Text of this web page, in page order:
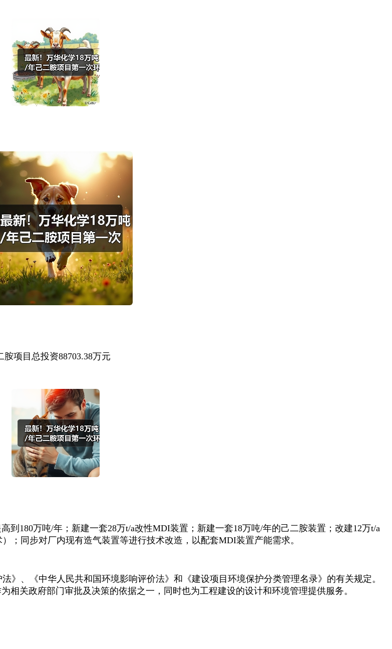
项目总投资88703.38万元
180万吨/年；新建一套28万t/a改性MDI装置；新建一套18万吨/年的己二胺装置；改建12万t/a
；同步对厂内现有造气装置等进行技术改造，以配套MDI装置产能需求。
》、《中华人民共和国环境影响评价法》和《建设项目环境保护分类管理名录》的有关规定。
相关政府部门审批及决策的依据之一，同时也为工程建设的设计和环境管理提供服务。